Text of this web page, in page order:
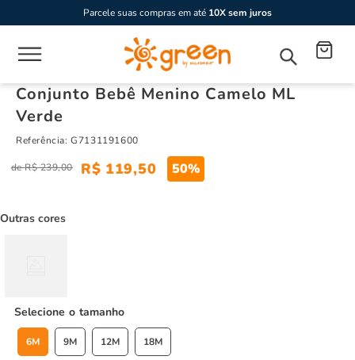
Parcele suas compras em até 10X sem juros
Conjunto Bebê Menino Camelo ML
Verde
Referência:G7131191600
R$ 239,00 R$ 119,50 50%
Outras cores
tamanho
6M 9M 12M 18M